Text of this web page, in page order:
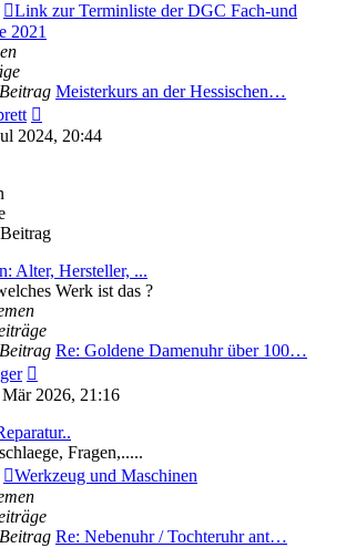
Link zur Terminliste der DGC Fach-und
2021
Meisterkurs an der Hessischen…
Beitrag
2024, 20:44
Alter, Hersteller, ...
Werk ist das ?
Re: Goldene Damenuhr über 100…
Beitrag
2026, 21:16
Fragen,.....
Werkzeug und Maschinen
Re: Nebenuhr / Tochteruhr ant…